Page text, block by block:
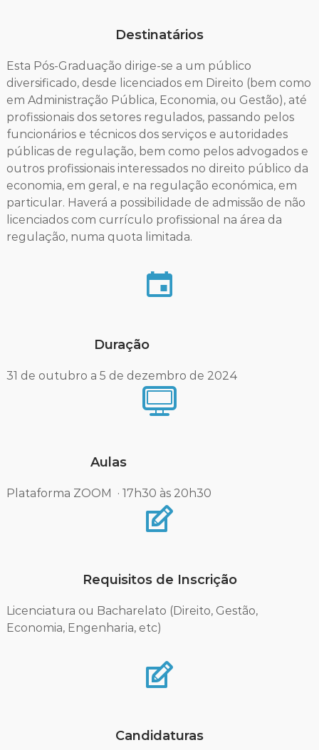
Destinatários
Esta Pós-Graduação dirige-se a um público
diversificado, desde licenciados em Direito (bem como
em Administração Pública, Economia, ou Gestão), até
profissionais dos setores regulados, passando pelos
funcionários e técnicos dos serviços e autoridades
públicas de regulação, bem como pelos advogados e
outros profissionais interessados no direito público da
economia, em geral, e na regulação económica, em
particular. Haverá a possibilidade de admissão de não
licenciados com currículo profissional na área da
regulação, numa quota limitada.
Duração
31 de outubro a 5 de dezembro de 2024
Aulas
Plataforma ZOOM · 17h30 às 20h30
Requisitos de Inscrição
Licenciatura ou Bacharelato (Direito, Gestão,
Economia, Engenharia, etc)
Candidaturas